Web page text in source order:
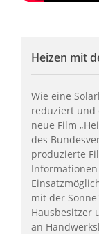
Heizen mit
Wie eine
reduziert und
neue Film
des
produzierte
mit der
Hausbesitzer
an